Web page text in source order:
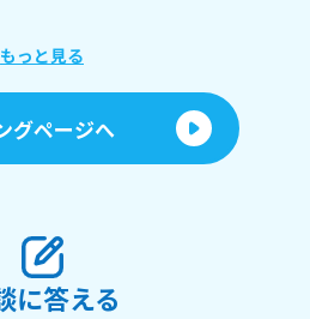
もっと見る
グページへ
に答える